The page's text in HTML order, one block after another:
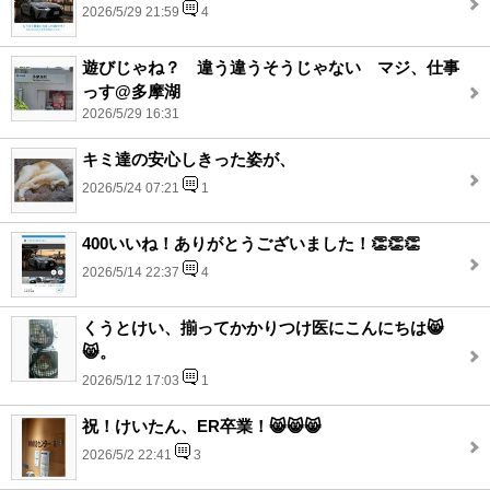
2026/5/29 21:59 4
遊びじゃね？ 違う違うそうじゃない マジ、仕事
っす@多摩湖
2026/5/29 16:31
キミ達の安心しきった姿が、
2026/5/24 07:21 1
400いいね！ありがとうございました！👏👏👏
2026/5/14 22:37 4
くうとけい、揃ってかかりつけ医にこんにちは😸
😸。
2026/5/12 17:03 1
祝！けいたん、ER卒業！😸😸😸
2026/5/2 22:41 3